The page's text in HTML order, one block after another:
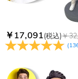
もし注文確認メ
したら、至急カ
文番号もお送りく
Drawelryから
Drawelryからの
られます。原因①
策：迷惑メールフ
メールが正しく届
支払方法は何
か
￥17,091(税込)￥
(